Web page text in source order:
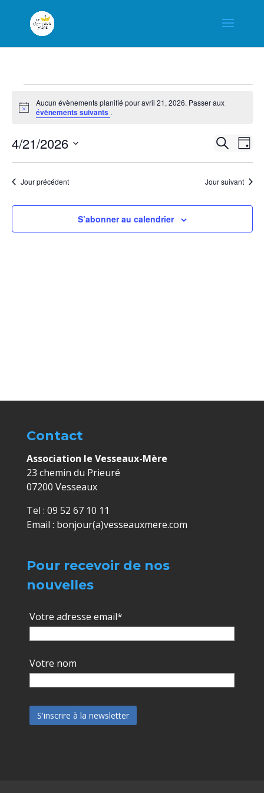
Évènements
for
avril
21,
2026
Notice
Aucun évènements planifié pour avril 21, 2026. Passer aux
évènements suivants .
et
de
Recherche
de
Jour
4/21/2026
Sélectionnez
une
date.
Jour précédent Jour suivant
S’abonner au calendrier
Contact
Association le Vesseaux-Mère
23 chemin du Prieuré
07200 Vesseaux
Tel : 09 52 67 10 11
Email : bonjour(a)vesseauxmere.com
Pour recevoir de nos
nouvelles
Votre adresse email*
Votre nom